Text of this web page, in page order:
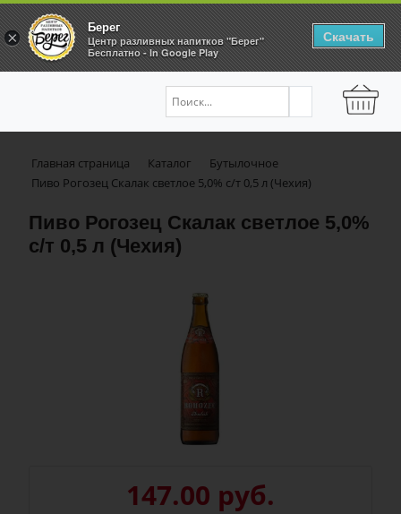
Главная страница Каталог
Бутылочное
Пиво Рогозец Скалак светлое 5,0% с/т 0,5 л (Чехия)
Пиво Рогозец Скалак светлое 5,0%
с/т 0,5 л (Чехия)
147.00 руб.
×
Берег
Центр разливных напитков "Берег"
Бесплатно - In Google Play
Скачать